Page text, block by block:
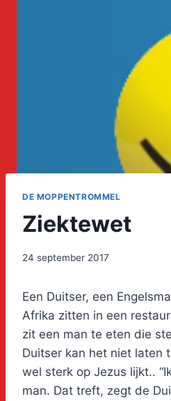
DE MOPPENTROMMEL
Ziektewet
24 september 2017
Een Duitser, een
Afrika zitten in een
zit een man te eten die
Duitser kan het niet laten
wel sterk op Jezus lijkt..
man. Dat treft, zegt de